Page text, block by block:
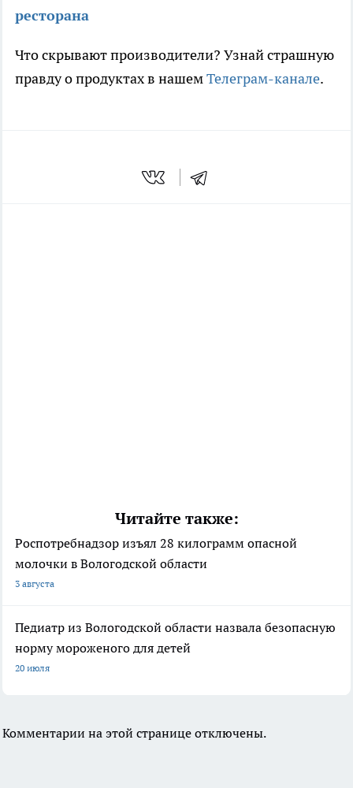
ресторана
Что скрывают производители? Узнай страшную
правду о продуктах в нашемТелеграм-канале.
Читайте также:
Роспотребнадзор изъял 28 килограмм опасной
молочки в Вологодской области
3 августа
Педиатр из Вологодской области назвала безопасную
норму мороженого для детей
20 июля
Комментарии на этой странице отключены.